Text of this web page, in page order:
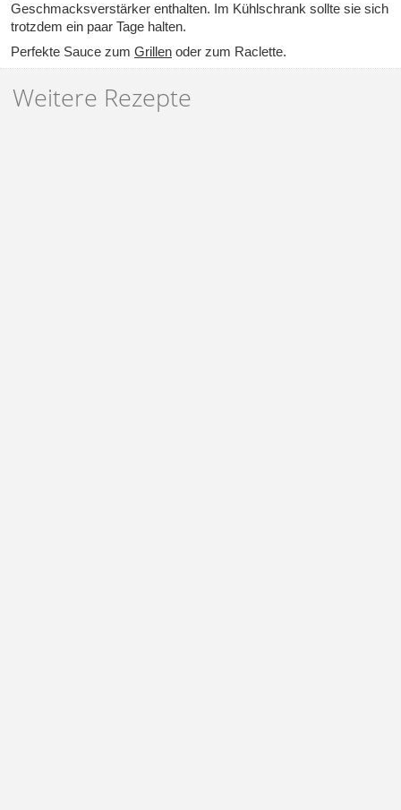
Geschmacksverstärker enthalten. Im Kühlschrank sollte sie sich
trotzdem ein paar Tage halten.
Perfekte Sauce zum Grillen oder zum Raclette.
Weitere Rezepte